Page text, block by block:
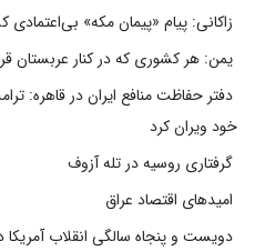
زاکانی: پیام «پیمان مکه»
یمن: هر کشوری که در کنار عربستان
دفتر حفاظت منافع ایران در قاهره:
خود ویران کرد
گرفتاری روسیه در تله آزوف
امیدهای اقتصاد عراق
دویست و پنجاه سالگی انقلاب آمریکا